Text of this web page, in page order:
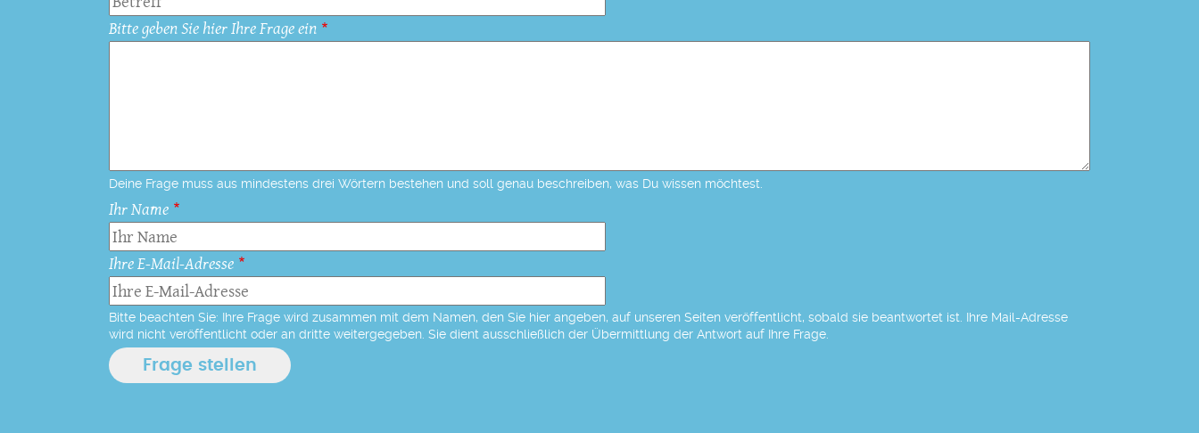
Bitte geben Sie hier Ihre Frage ein
Deine Frage muss aus mindestens drei Wörtern bestehen und soll genau beschreiben, was Du wissen möchtest.
Ihr Name
Ihre E-Mail-Adresse
Bitte beachten Sie: Ihre Frage wird zusammen mit dem Namen, den Sie hier angeben, auf unseren Seiten veröffentlicht, sobald sie beantwortet ist. Ihre Mail-Adresse
wird nicht veröffentlicht oder an dritte weitergegeben. Sie dient ausschließlich der Übermittlung der Antwort auf Ihre Frage.